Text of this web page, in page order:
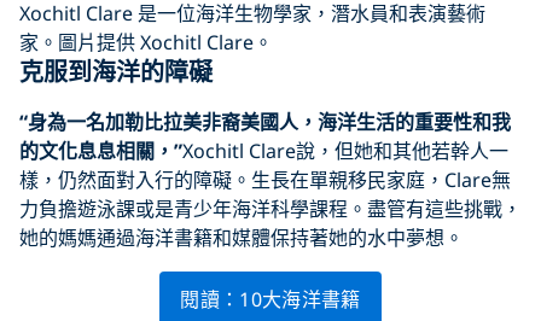
Xochitl Clare 是一位海洋生物學家，潛水員和表演藝術
家。圖片提供 Xochitl Clare。
克服到海洋的障礙
“身為一名加勒比拉美非裔美國人，海洋生活的重要性和我
的文化息息相關，”Xochitl Clare說，但她和其他若幹人一
樣，仍然面對入行的障礙。生長在單親移民家庭，Clare無
力負擔遊泳課或是青少年海洋科學課程。盡管有這些挑戰，
她的媽媽通過海洋書籍和媒體保持著她的水中夢想。
閱讀：10大海洋書籍